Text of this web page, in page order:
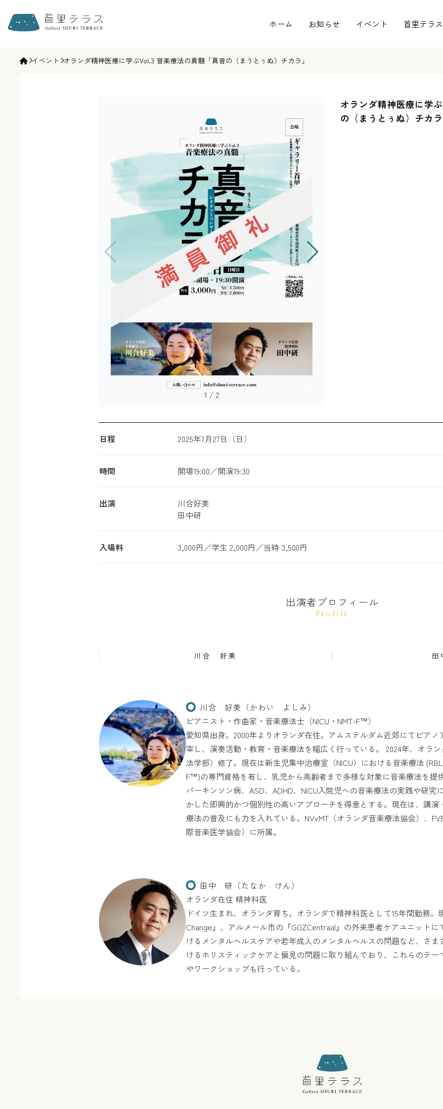
ギャラリー首里テラス | gallery SHURI TERRACE ホーム お知らせ イベント 首里テラ
イベント オランダ精神医療に学ぶVol.3 音楽療法の真髄「真音の（まうとぅぬ）チカラ」
1 / 2
オランダ精神医療に学
の（まうとぅぬ）チカ
日程 2025年7月27日（日）
時間 開場19:00／開演19:30
出演
川合好美
田中研
入場料 3,000円／学生 2,000円／当時 3,500円
出演者プロフィール
Profile
川合 好美
川合 好美（かわい よしみ）
ピアニスト・作曲家・音楽療法士（NICU・NMT-F™）
愛知県出身。2000年よりオランダ在住。アムステルダム近郊にてピア
宰し、演奏活動・教育・音楽療法を幅広く行っている。 2024年、オラ
法学部）修了。現在は新生児集中治療室（NICU）における音楽療法
F™)の専門資格を有し、乳児から高齢者まで多様な対象に音楽療法を提
パーキンソン病、ASD、ADHD、NICU入院児への音楽療法の実践や研
かした即興的かつ個別性の高いアプローチを得意とする。現在は、講
療法の普及にも力を入れている。NVvMT（オランダ音楽療法協会）、
際音楽医学協会）に所属。
田中 研（たなか けん）
オランダ在住 精神科医
ドイツ生まれ、オランダ育ち。オランダで精神科医として15年間勤務
Change』、アルメール市の『GGZCentraal』の外来患者ケアユニット
けるメンタルヘルスケアや若年成人のメンタルヘルスの問題など、さ
けるホリスティックケアと偏見の問題に取り組んでおり、これらのテ
やワークショップも行っている。